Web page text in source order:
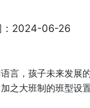
：2024-06-26
言，孩子未来发展
之大班制的班型设